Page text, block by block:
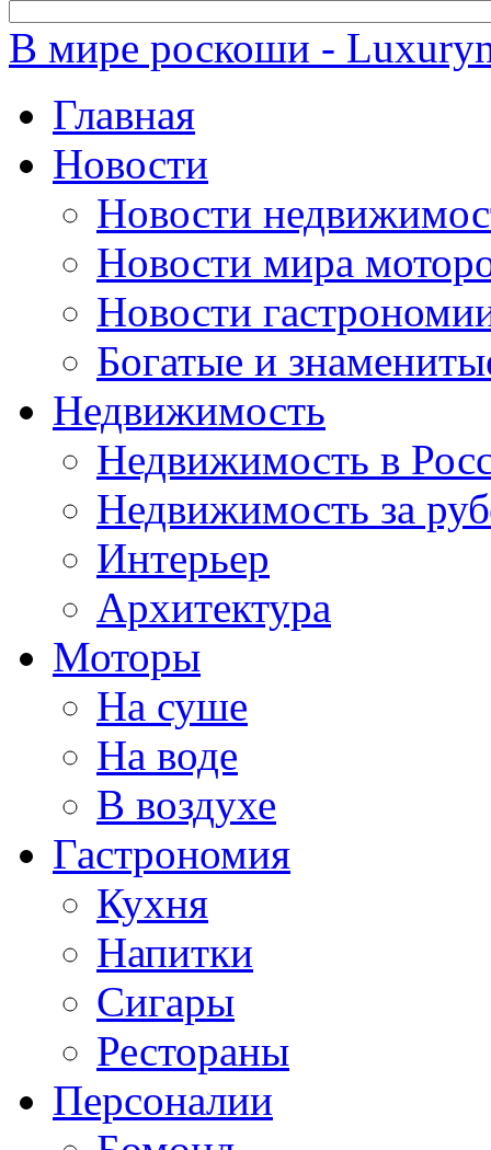
В мире роскоши -
Главная
Новости
Новости
Новости мира
Новости
Богатые и
Недвижимость
Недвижимость в
Недвижимость за
Интерьер
Архитектура
Моторы
На суше
На воде
В воздухе
Гастрономия
Кухня
Напитки
Сигары
Рестораны
Персоналии